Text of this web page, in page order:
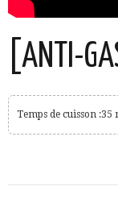
[ANTI-
Temps de cuisson :35